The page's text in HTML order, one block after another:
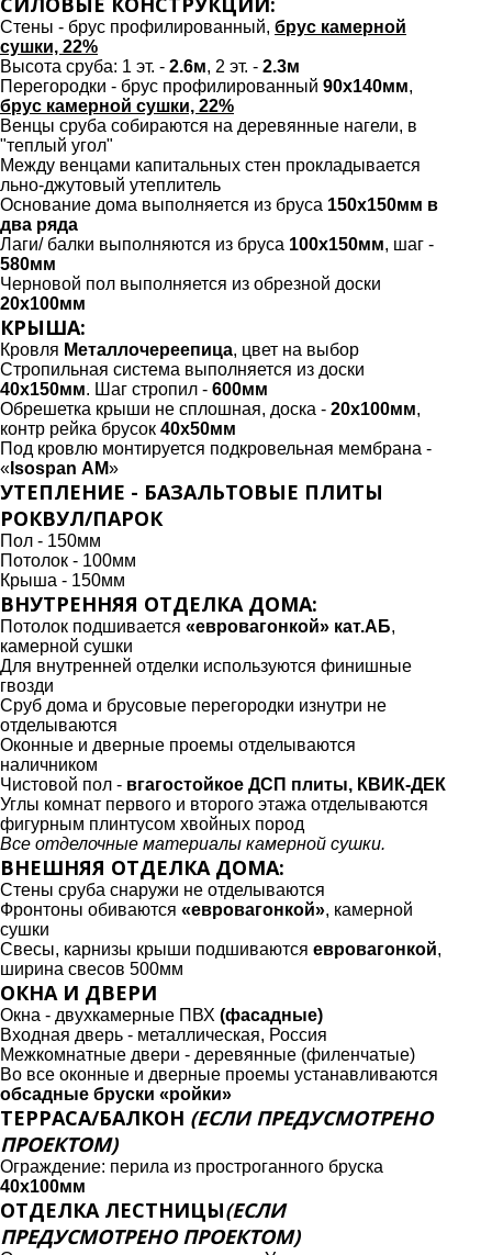
Cтены - брус профилированный, брус камерной
сушки, 22%
Высота сруба: 1 эт. - 2.6м, 2 эт. - 2.3м
Перегородки - брус профилированный 90х140мм,
брус камерной сушки, 22%
Венцы сруба собираются на деревянные нагели, в
"теплый угол"
Между венцами капитальных стен прокладывается
льно-джутовый утеплитель
Основание дома выполняется из бруса 150х150мм в
два ряда
Лаги/ балки выполняются из бруса 100х150мм, шаг -
580мм
Черновой пол выполняется из обрезной доски
20х100мм
КРЫША:
Кровля Металлочереепица, цвет на выбор
Стропильная система выполняется из доски
40х150мм. Шаг стропил - 600мм
Обрешетка крыши не сплошная, доска - 20х100мм,
контр рейка брусок 40х50мм
Под кровлю монтируется подкровельная мембрана -
« Isospan АМ»
УТЕПЛЕНИЕ - БАЗАЛЬТОВЫЕ ПЛИТЫ
РОКВУЛ/ПАРОК
Пол - 150мм
Потолок - 100мм
Крыша - 150мм
ВНУТРЕННЯЯ ОТДЕЛКА ДОМА:
Потолок подшивается «евровагонкой» кат.АБ,
камерной сушки
Для внутренней отделки используются финишные
гвозди
Сруб дома и брусовые перегородки изнутри не
отделываются
Оконные и дверные проемы отделываются
наличником
Чистовой пол - вгагостойкое ДСП плиты, КВИК-ДЕК
Углы комнат первого и второго этажа отделываются
фигурным плинтусом хвойных пород
Все отделочные материалы камерной сушки.
ВНЕШНЯЯ ОТДЕЛКА ДОМА:
Стены сруба снаружи не отделываются
Фронтоны обиваются «евровагонкой», камерной
сушки
Свесы, карнизы крыши подшиваются евровагонкой,
ширина свесов 500мм
ОКНА И ДВЕРИ
Окна - двухкамерные ПВХ (фасадные)
Входная дверь - металлическая, Россия
Межкомнатные двери - деревянные (филенчатые)
Во все оконные и дверные проемы устанавливаются
обсадные бруски «ройки»
ТЕРРАСА/БАЛКОН (ЕСЛИ ПРЕДУСМОТРЕНО
ПРОЕКТОМ)
Ограждение: перила из простроганного бруска
40х100мм
ОТДЕЛКА ЛЕСТНИЦЫ(ЕСЛИ
ПРЕДУСМОТРЕНО ПРОЕКТОМ)